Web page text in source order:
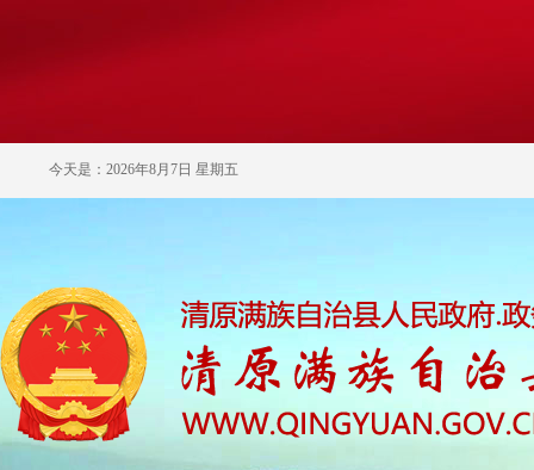
今天是：2026年8月7日 星期五